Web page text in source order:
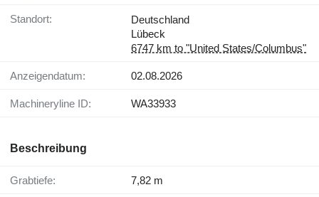
Standort:
Deutschland
Lübeck
6747 km to "United States/Columbus"
Anzeigendatum: 02.08.2026
Machineryline ID: WA33933
Beschreibung
Grabtiefe: 7,82 m